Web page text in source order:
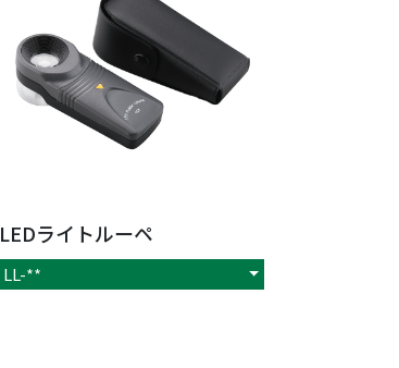
LEDライトルーペ
LL-**